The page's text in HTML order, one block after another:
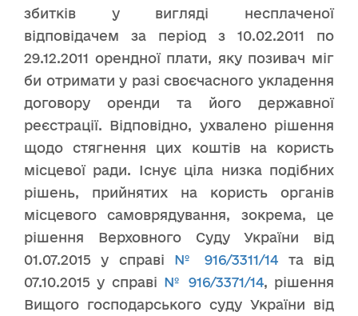
збитків у вигляді несплаченої
відповідачем за період з 10.02.2011 по
29.12.2011 орендної плати, яку позивач міг
би отримати у разі своєчасного укладення
договору оренди та його державної
реєстрації. Відповідно, ухвалено рішення
щодо стягнення цих коштів на користь
місцевої ради. Існує ціла низка подібних
рішень, прийнятих на користь органів
місцевого самоврядування, зокрема, це
рішення Верховного Суду України від
01.07.2015 у справі № 916/3311/14 та від
07.10.2015 у справі № 916/3371/14, рішення
Вищого господарського суду України від